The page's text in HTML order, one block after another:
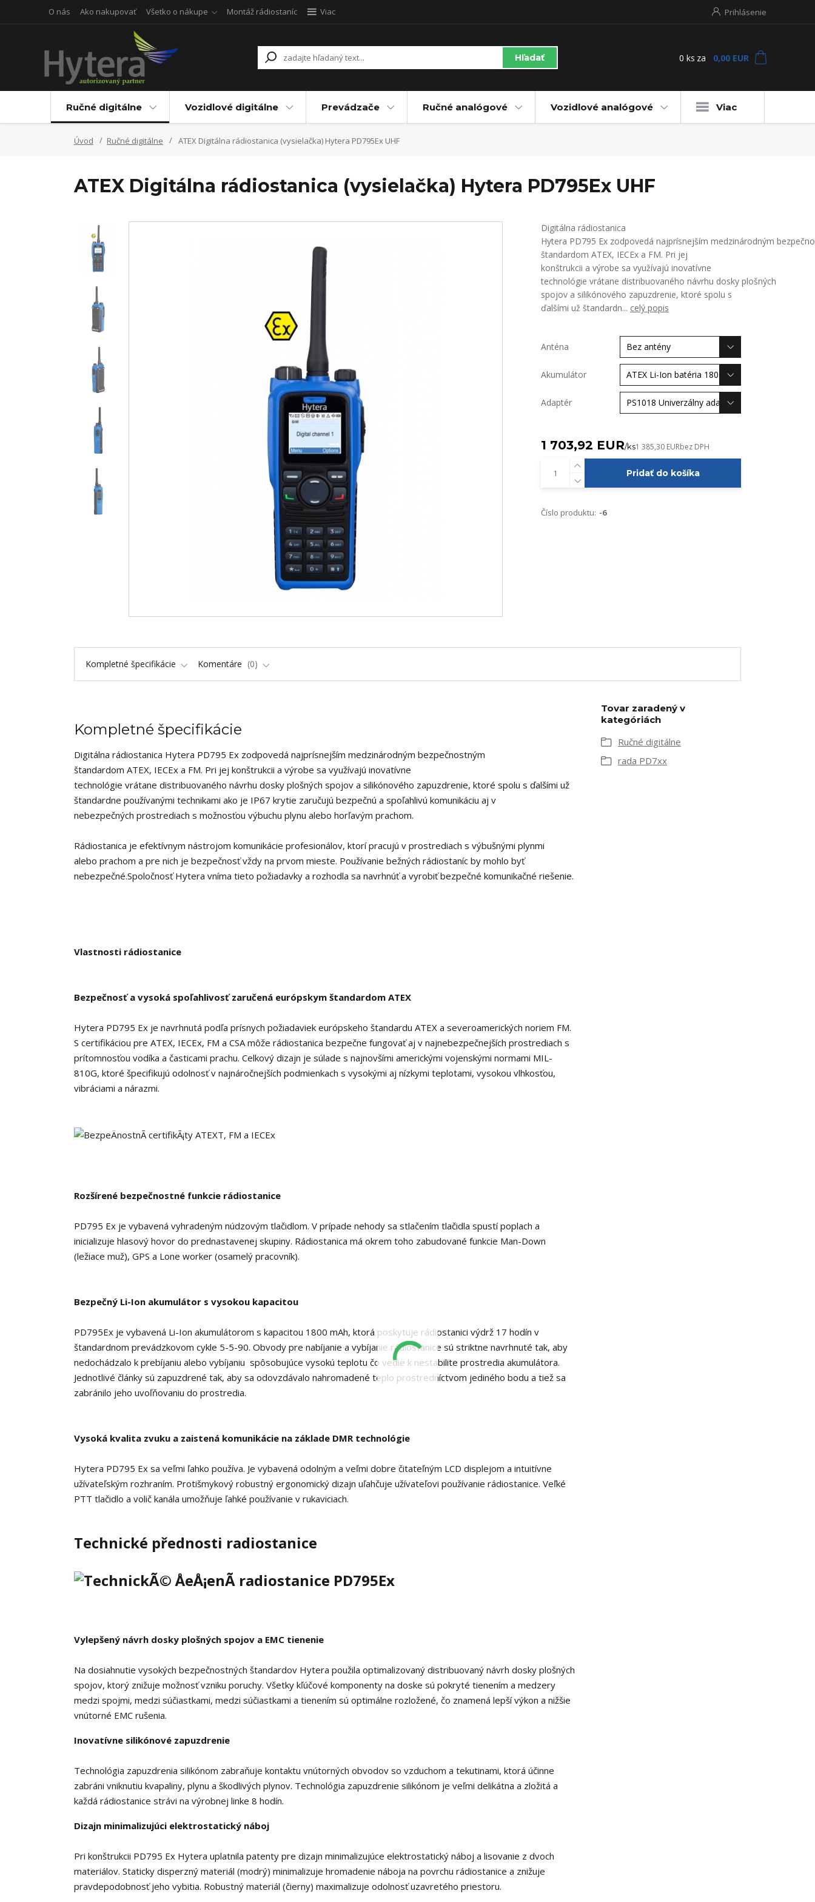
O nás Ako nakupovať Všetko o nákupe Montáž rádiostaníc Viac Prihlásenie
Hľadať 0 ks za 0,00 EUR
Ručné digitálne Vozidlové digitálne Prevádzače Ručné analógové Vozidlové analógové Viac
Úvod Ručné digitálne ATEX Digitálna rádiostanica (vysielačka) Hytera PD795Ex UHF
ATEX Digitálna rádiostanica (vysielačka) Hytera PD795Ex UHF
Digitálna rádiostanica
Hytera PD795 Ex zodpovedá najprísnejším medzinárodným
štandardom ATEX, IECEx a FM. Pri jej
konštrukcii a výrobe sa využívajú inovatívne
technológie vrátane distribuovaného návrhu dosky plošných
spojov a silikónového zapuzdrenie, ktoré spolu s
ďalšími už štandardn... celý popis
Anténa
Akumulátor
Adaptér
1 703,92 EUR/ks1 385,30 EURbez DPH
Pridať do košíka
Číslo produktu: -6
Kompletné špecifikácie Komentáre 0
Kompletné špecifikácie
Digitálna rádiostanica Hytera PD795 Ex zodpovedá najprísnejším medzinárodným bezpečnostným
štandardom ATEX, IECEx a FM. Pri jej konštrukcii a výrobe sa využívajú inovatívne
technológie vrátane distribuovaného návrhu dosky plošných spojov a silikónového zapuzdrenie, ktoré spolu s ďalšími už
štandardne používanými technikami ako je IP67 krytie zaručujú bezpečnú a spoľahlivú komunikáciu aj v
nebezpečných prostrediach s možnosťou výbuchu plynu alebo horľavým prachom.
Rádiostanica je efektívnym nástrojom komunikácie profesionálov, ktorí pracujú v prostrediach s výbušnými plynmi
alebo prachom a pre nich je bezpečnosť vždy na prvom mieste. Používanie bežných rádiostaníc by mohlo byť
nebezpečné.Spoločnosť Hytera vníma tieto požiadavky a rozhodla sa navrhnúť a vyrobiť bezpečné komunikačné riešenie.
Vlastnosti rádiostanice
Bezpečnosť a vysoká spoľahlivosť zaručená európskym štandardom ATEX
Hytera PD795 Ex je navrhnutá podľa prísnych požiadaviek európskeho štandardu ATEX a severoamerických noriem FM.
S certifikáciou pre ATEX, IECEx, FM a CSA môže rádiostanica bezpečne fungovať aj v najnebezpečnejších prostrediach s
prítomnosťou vodíka a časticami prachu. Celkový dizajn je súlade s najnovšími americkými vojenskými normami MIL-
810G, ktoré špecifikujú odolnosť v najnáročnejších podmienkach s vysokými aj nízkymi teplotami, vysokou vlhkosťou,
vibráciami a nárazmi.
Rozšírené bezpečnostné funkcie rádiostanice
PD795 Ex je vybavená vyhradeným núdzovým tlačidlom. V prípade nehody sa stlačením tlačidla spustí poplach a
inicializuje hlasový hovor do prednastavenej skupiny. Rádiostanica má okrem toho zabudované funkcie Man-Down
(ležiace muž), GPS a Lone worker (osamelý pracovník).
Bezpečný Li-Ion akumulátor s vysokou kapacitou
PD795Ex je vybavená Li-Ion akumulátorom s kapacitou 1800 mAh, ktorá poskytuje rádiostanici výdrž 17 hodín v
štandardnom prevádzkovom cykle 5-5-90. Obvody pre nabíjanie a vybíjanie rádiostanice sú striktne navrhnuté tak, aby
nedochádzalo k prebíjaniu alebo vybíjaniu spôsobujúce vysokú teplotu čo vedie k nestabilite prostredia akumulátora.
Jednotlivé články sú zapuzdrené tak, aby sa odovzdávalo nahromadené teplo prostredníctvom jediného bodu a tiež sa
zabránilo jeho uvoľňovaniu do prostredia.
Vysoká kvalita zvuku a zaistená komunikácie na základe DMR technológie
Hytera PD795 Ex sa veľmi ľahko používa. Je vybavená odolným a veľmi dobre čitateľným LCD displejom a intuitívne
užívateľským rozhraním. Protišmykový robustný ergonomický dizajn uľahčuje užívateľovi používanie rádiostanice. Veľké
PTT tlačidlo a volič kanála umožňuje ľahké používanie v rukaviciach.
Technické přednosti radiostanice
Vylepšený návrh dosky plošných spojov a EMC tienenie
Na dosiahnutie vysokých bezpečnostných štandardov Hytera použila optimalizovaný distribuovaný návrh dosky plošných
spojov, ktorý znižuje možnosť vzniku poruchy. Všetky kľúčové komponenty na doske sú pokryté tienením a medzery
medzi spojmi, medzi súčiastkami, medzi súčiastkami a tienením sú optimálne rozložené, čo znamená lepší výkon a nižšie
vnútorné EMC rušenia.
Inovatívne silikónové zapuzdrenie
Technológia zapuzdrenia silikónom zabraňuje kontaktu vnútorných obvodov so vzduchom a tekutinami, ktorá účinne
zabráni vniknutiu kvapaliny, plynu a škodlivých plynov. Technológia zapuzdrenie silikónom je veľmi delikátna a zložitá a
každá rádiostanice strávi na výrobnej linke 8 hodín.
Dizajn minimalizujúci elektrostatický náboj
Pri konštrukcii PD795 Ex Hytera uplatnila patenty pre dizajn minimalizujúce elektrostatický náboj a lisovanie z dvoch
materiálov. Staticky disperzný materiál (modrý) minimalizuje hromadenie náboja na povrchu rádiostanice a znižuje
pravdepodobnosť jeho vybitia. Robustný materiál (čierny) maximalizuje odolnosť uzavretého priestoru.
Tovar zaradený v
kategóriách
Ručné digitálne
rada PD7xx